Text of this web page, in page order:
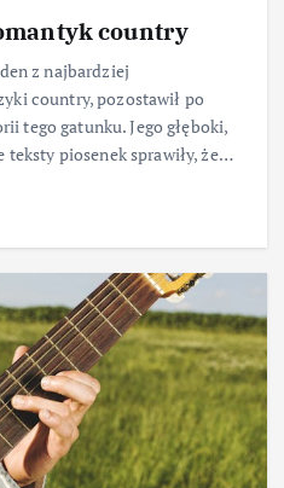
country
z najbardziej
country, pozostawił po
tego gatunku. Jego głęboki,
teksty piosenek sprawiły, że…